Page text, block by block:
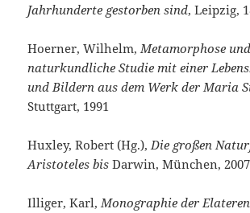
Jahrhunderte gestorben sind, Leipzig,
Hoerner, Wilhelm, Metamorphose
naturkundliche Studie mit einer
und Bildern aus dem Werk der Maria
Stuttgart, 1991
Huxley, Robert (Hg.),Die großen
Aristoteles bisDarwin, München, 2007
Illiger, Karl, Monographie der